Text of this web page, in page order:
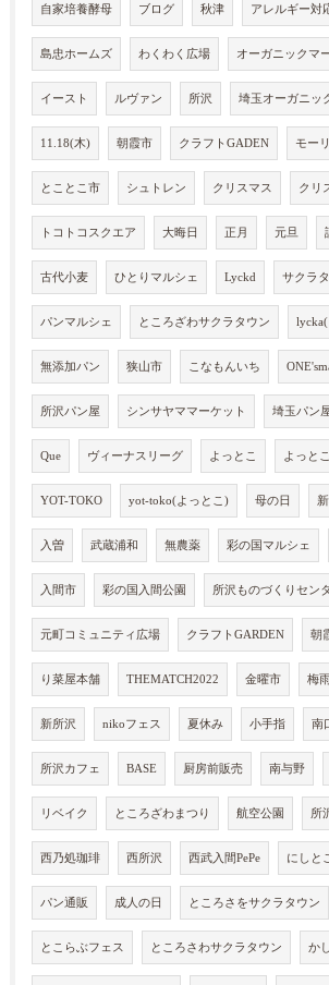
自家培養酵母 ブログ 秋津 アレルギー対
島忠ホームズ わくわく広場 オーガニックマ
イースト ルヴァン 所沢 埼玉オーガニッ
11.18(木) 朝霞市 クラフトGADEN モー
とことこ市 シュトレン クリスマス クリ
トコトコスクエア 大晦日 正月 元旦
古代小麦 ひとりマルシェ Lyckd サクラ
パンマルシェ ところざわサクラタウン
無添加パン 狭山市 こなもんいち
所沢パン屋 シンサヤママーケット 埼玉パン
Que ヴィーナスリーグ よっとこ よっとこ
YOT-TOKO yot-toko(よっとこ) 母の日
入曽 武蔵浦和 無農薬 彩の国マルシェ
入間市 彩の国入間公園 所沢ものづくりセン
元町コミュニティ広場 クラフトGARDEN 朝
り菜屋本舗 THEMATCH2022 金曜市 梅
新所沢 nikoフェス 夏休み 小手指 南
所沢カフェ BASE 厨房前販売 南与野
リベイク ところざわまつり 航空公園 所
西乃処珈琲 西所沢 西武入間PePe にしと
パン通販 成人の日 ところさをサクラタウン
とこらぶフェス ところさわサクラタウン か